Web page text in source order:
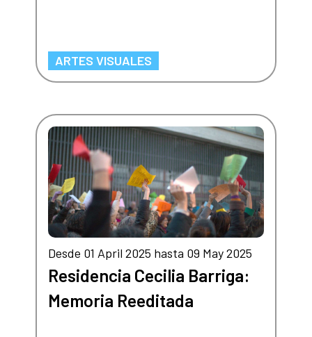
ARTES VISUALES
Desde 01 April 2025 hasta 09 May 2025
Residencia Cecilia Barriga:
Memoria Reeditada